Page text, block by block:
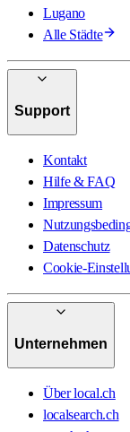
Lugano
Alle Städte
Support
Kontakt
Hilfe & FAQ
Impressum
Datenschutz
Cookie-
Unternehmen
Über local.ch
localsearch.ch